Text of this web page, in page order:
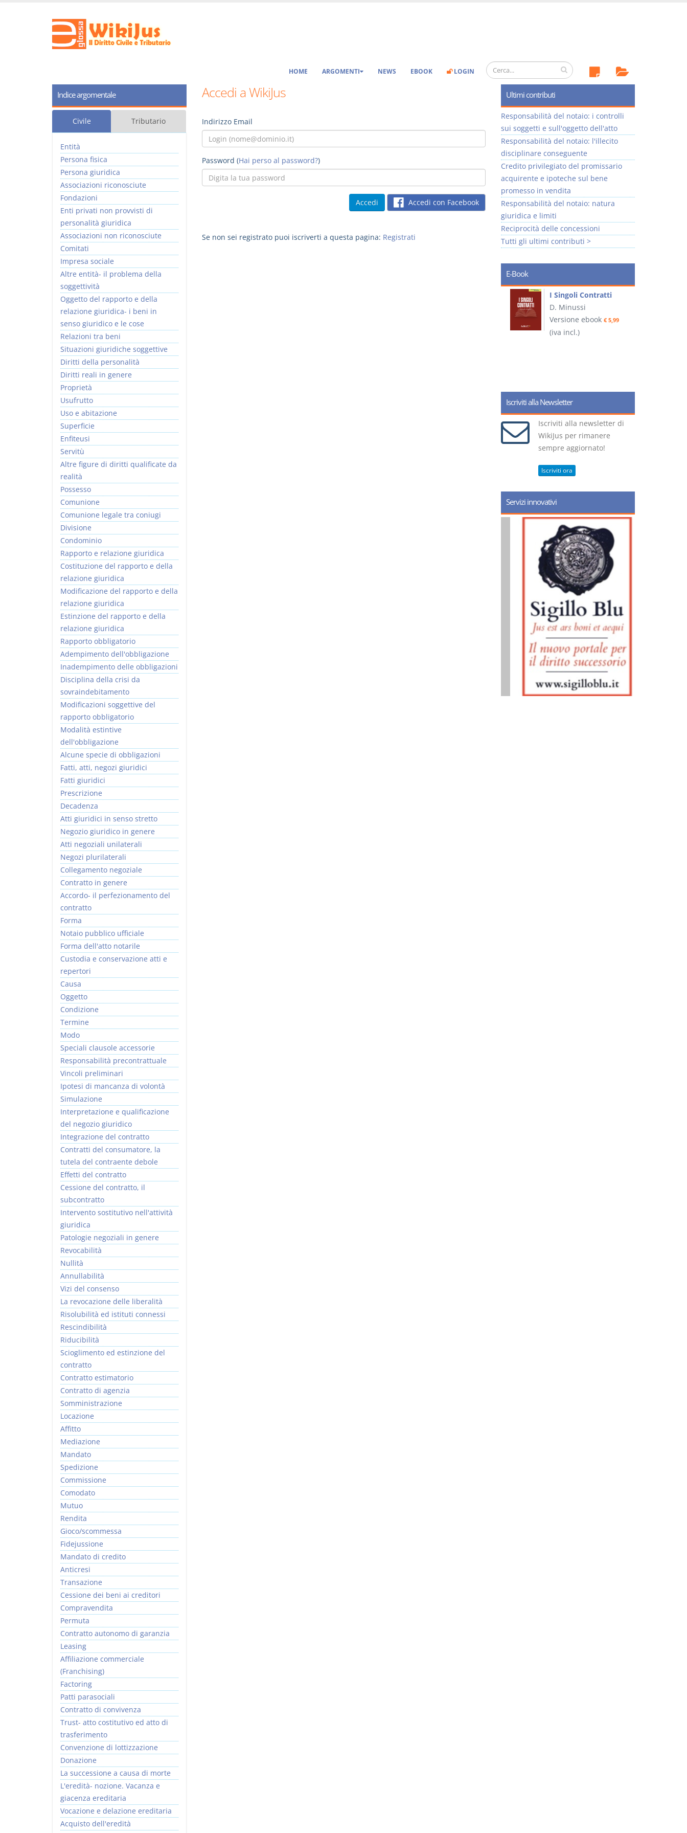
HOME ARGOMENTI NEWS EBOOK LOGIN
Accedi a WikiJus
Indirizzo Email
Password (Hai perso al password?)
Accedi con Facebook
Se non sei registrato puoi iscriverti a questa pagina: Registrati
Indice argomentale
Civile Tributario
Entità
Persona fisica
Persona giuridica
Associazioni riconosciute
Fondazioni
Enti privati non provvisti di
personalità giuridica
Associazioni non riconosciute
Comitati
Impresa sociale
Altre entità- il problema della
soggettività
Oggetto del rapporto e della
relazione giuridica- i beni in
senso giuridico e le cose
Relazioni tra beni
Situazioni giuridiche soggettive
Diritti della personalità
Diritti reali in genere
Proprietà
Usufrutto
Uso e abitazione
Superficie
Enfiteusi
Servitù
Altre figure di diritti qualificate da
realità
Possesso
Comunione
Comunione legale tra coniugi
Divisione
Condominio
Rapporto e relazione giuridica
Costituzione del rapporto e della
relazione giuridica
Modificazione del rapporto e della
relazione giuridica
Estinzione del rapporto e della
relazione giuridica
Rapporto obbligatorio
Adempimento dell'obbligazione
Inadempimento delle obbligazioni
Disciplina della crisi da
sovraindebitamento
Modificazioni soggettive del
rapporto obbligatorio
Modalità estintive
dell'obbligazione
Alcune specie di obbligazioni
Fatti, atti, negozi giuridici
Fatti giuridici
Prescrizione
Decadenza
Atti giuridici in senso stretto
Negozio giuridico in genere
Atti negoziali unilaterali
Negozi plurilaterali
Collegamento negoziale
Contratto in genere
Accordo- il perfezionamento del
contratto
Forma
Notaio pubblico ufficiale
Forma dell'atto notarile
Custodia e conservazione atti e
repertori
Causa
Oggetto
Condizione
Termine
Modo
Speciali clausole accessorie
Responsabilità precontrattuale
Vincoli preliminari
Ipotesi di mancanza di volontà
Simulazione
Interpretazione e qualificazione
del negozio giuridico
Integrazione del contratto
Contratti del consumatore, la
tutela del contraente debole
Effetti del contratto
Cessione del contratto, il
subcontratto
Intervento sostitutivo nell'attività
giuridica
Patologie negoziali in genere
Revocabilità
Nullità
Annullabilità
Vizi del consenso
La revocazione delle liberalità
Risolubilità ed istituti connessi
Rescindibilità
Riducibilità
Scioglimento ed estinzione del
contratto
Contratto estimatorio
Contratto di agenzia
Somministrazione
Locazione
Affitto
Mediazione
Mandato
Spedizione
Commissione
Comodato
Mutuo
Rendita
Gioco/scommessa
Fidejussione
Mandato di credito
Anticresi
Transazione
Cessione dei beni ai creditori
Compravendita
Permuta
Contratto autonomo di garanzia
Leasing
Affiliazione commerciale
(Franchising)
Factoring
Patti parasociali
Contratto di convivenza
Trust- atto costitutivo ed atto di
trasferimento
Convenzione di lottizzazione
Donazione
La successione a causa di morte
L'eredità- nozione. Vacanza e
giacenza ereditaria
Vocazione e delazione ereditaria
Acquisto dell'eredità
Ultimi contributi
Responsabilità del notaio: i controlli
sui soggetti e sull'oggetto dell'atto
Responsabilità del notaio: l'illecito
disciplinare conseguente
Credito privilegiato del promissario
acquirente e ipoteche sul bene
promesso in vendita
Responsabilità del notaio: natura
giuridica e limiti
Reciprocità delle concessioni
Tutti gli ultimi contributi >
E-Book
I Vincoli Preliminari
Versione ebook€ 4,19
Usufrutto Uso e
Abitazione
Versione ebook
(iva incl.)
I Singoli Contratti
D. Minussi
Versione ebook € 5,99
(iva incl.)
Iscriviti alla Newsletter
Iscriviti alla newsletter di
WikiJus per rimanere
sempre aggiornato!
Iscriviti ora
Servizi innovativi